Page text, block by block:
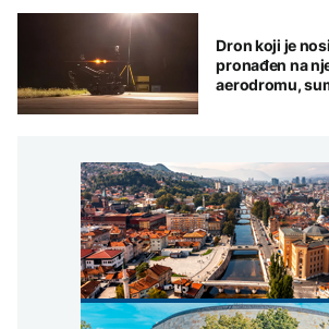
Dron koji je
pronađen na
aerodromu,